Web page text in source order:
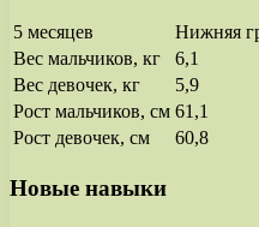
5 месяцев Нижняя
Вес мальчиков, кг
6,1
Вес девочек, кг
5,9
Рост мальчиков, см 61,1
Рост девочек, см
60,8
Новые навыки